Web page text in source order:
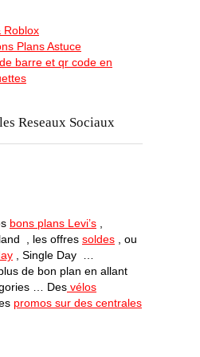
Roblox
Plans Astuce
barre et qr code en
Reseaux Sociaux
bons plans Levi’s
, les offres soldes , ou
, Single Day …
de bon plan en allant
… Des vélos
promos sur des centrales